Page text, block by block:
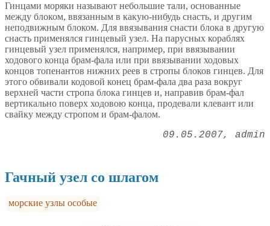
Гинцами моряки называют небольшие тали, основанные
между блоком, ввязанным в какую-нибудь снасть, и другим
неподвижным блоком. Для ввязывания снасти блока в другую
снасть применялся гинцевый узел. На парусных кораблях
гинцевый узел применялся, например, при ввязывании
ходового конца брам-фала или при ввязывании ходовых
концов топенантов нижних реев в стропы блоков гинцев. Для
этого обвивали кодовой конец брам-фала два раза вокруг
верхней части стропа блока гинцев и, направив брам-фал
вертикально поверх ходовою конца, продевали клевант или
свайку между стропом и брам-фалом.
09.05.2007 admin
Гачный узел со шлагом
морские узлы особые